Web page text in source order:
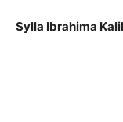
Sylla Ibrahima